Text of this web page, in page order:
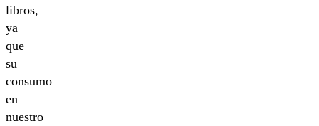
libros,
ya
que
su
consumo
en
nuestro